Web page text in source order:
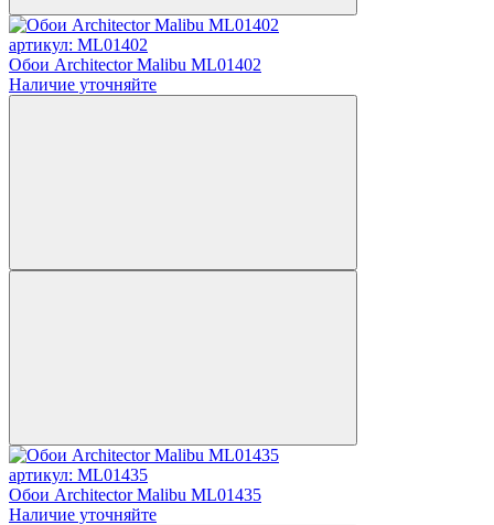
артикул: ML01402
Обои Architector Malibu ML01402
Наличие уточняйте
артикул: ML01435
Обои Architector Malibu ML01435
Наличие уточняйте